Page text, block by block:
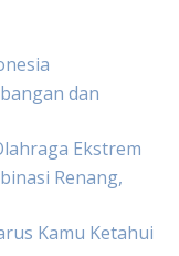
dan
Ekstrem
Renang,
Kamu Ketahui